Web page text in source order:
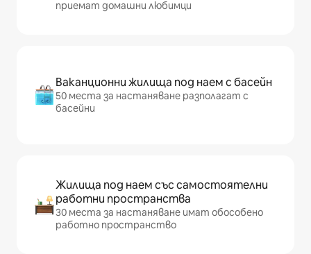
приемат домашни любимци
Ваканционни жилища под наем с басейн
50 места за настаняване разполагат с
басейни
Жилища под наем със самостоятелни
работни пространства
30 места за настаняване имат обособено
работно пространство